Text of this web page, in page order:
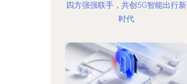
四方强强联手，共创5G智能出行新
时代